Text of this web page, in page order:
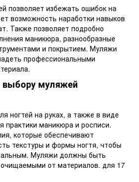
позволяет избежать ошибок на
возможность наработки навыков
Также позволяет подробно
маникюра, разнообразные
и покрытием. Муляжи
профессиональными
выбору муляжей
ногтей на руках, а также в виде
практики маникюра и росписи.
которые обеспечивают
текстуры и формы ногтя, чтобы
Муляжи должны быть
от материалов. для 17